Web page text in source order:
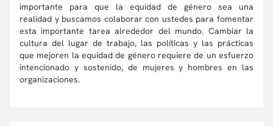
importante para que la equidad de género sea una
realidad y buscamos colaborar con ustedes para fomentar
esta importante tarea alrededor del mundo. Cambiar la
cultura del lugar de trabajo, las políticas y las prácticas
que mejoren la equidad de género requiere de un esfuerzo
intencionado y sostenido, de mujeres y hombres en las
organizaciones.